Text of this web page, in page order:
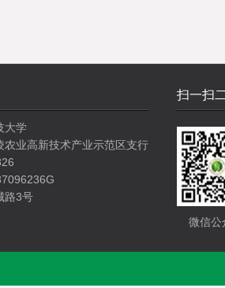
大学
业高新技术产业示范区支行
路3号
扫一扫
微信公